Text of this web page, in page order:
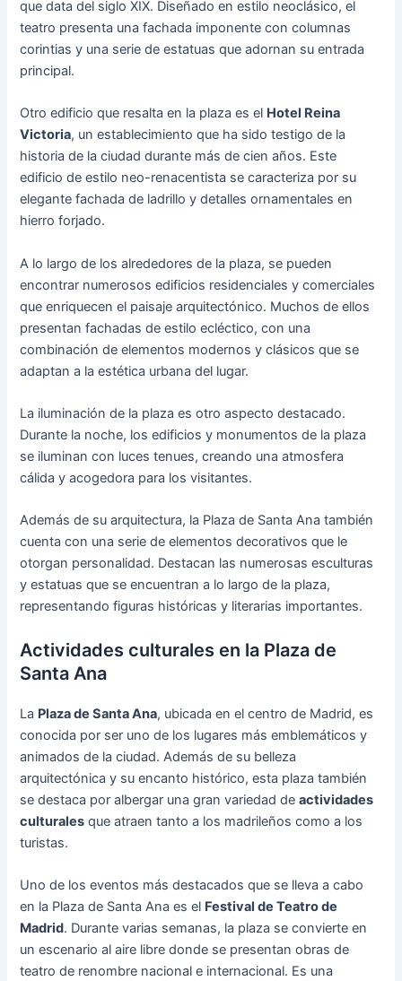
que data del siglo XIX. Diseñado en estilo neoclásico, el
teatro presenta una fachada imponente con columnas
corintias y una serie de estatuas que adornan su entrada
principal.
Otro edificio que resalta en la plaza es el Hotel Reina
Victoria, un establecimiento que ha sido testigo de la
historia de la ciudad durante más de cien años. Este
edificio de estilo neo-renacentista se caracteriza por su
elegante fachada de ladrillo y detalles ornamentales en
hierro forjado.
A lo largo de los alrededores de la plaza, se pueden
encontrar numerosos edificios residenciales y comerciales
que enriquecen el paisaje arquitectónico. Muchos de ellos
presentan fachadas de estilo ecléctico, con una
combinación de elementos modernos y clásicos que se
adaptan a la estética urbana del lugar.
La iluminación de la plaza es otro aspecto destacado.
Durante la noche, los edificios y monumentos de la plaza
se iluminan con luces tenues, creando una atmosfera
cálida y acogedora para los visitantes.
Además de su arquitectura, la Plaza de Santa Ana también
cuenta con una serie de elementos decorativos que le
otorgan personalidad. Destacan las numerosas esculturas
y estatuas que se encuentran a lo largo de la plaza,
representando figuras históricas y literarias importantes.
Actividades culturales en la Plaza de
Santa Ana
La Plaza de Santa Ana, ubicada en el centro de Madrid, es
conocida por ser uno de los lugares más emblemáticos y
animados de la ciudad. Además de su belleza
arquitectónica y su encanto histórico, esta plaza también
se destaca por albergar una gran variedad deactividades
culturales que atraen tanto a los madrileños como a los
turistas.
Uno de los eventos más destacados que se lleva a cabo
en la Plaza de Santa Ana es el Festival de Teatro de
Madrid. Durante varias semanas, la plaza se convierte en
un escenario al aire libre donde se presentan obras de
teatro de renombre nacional e internacional. Es una